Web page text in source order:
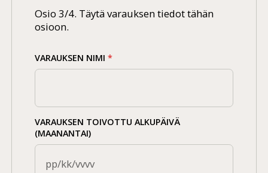
Osio 3/4. Täytä varauksen tiedot tähän
osioon.
VARAUKSEN NIMI *
VARAUKSEN TOIVOTTU ALKUPÄIVÄ
(MAANANTAI)